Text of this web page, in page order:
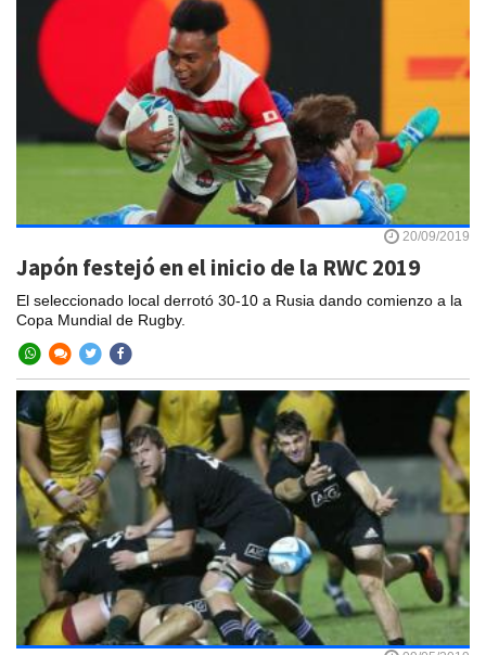
20/09/2019
Japón festejó en el inicio de la RWC 2019
El seleccionado local derrotó 30-10 a Rusia dando comienzo a la
Copa Mundial de Rugby.